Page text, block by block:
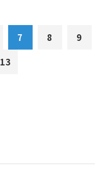
7 8
9
13